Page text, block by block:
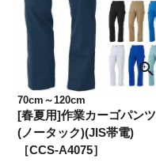
70cm～120cm
[春夏用]作業カーゴパンツ
(ノータック)(JIS帯電)
［CCS-A4075］